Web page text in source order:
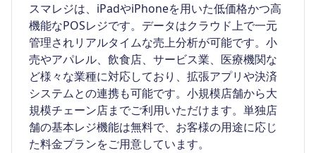
スマレジは、iPadやiPhoneを用いた低価格かつ高
機能なPOSレジです。データはクラウド上で一元
管理されリアルタイムな売上分析が可能です。小
売やアパレル、飲食店、サービス業、医療機関な
ど様々な業種に対応しており、拡張アプリや決済
システムとの連携も可能です。小規模店舗から大
規模チェーン店までご利用いただけます。単独店
舗の基本レジ機能は無料で、お客様の用途に応じ
た料金プランをご用意しています。